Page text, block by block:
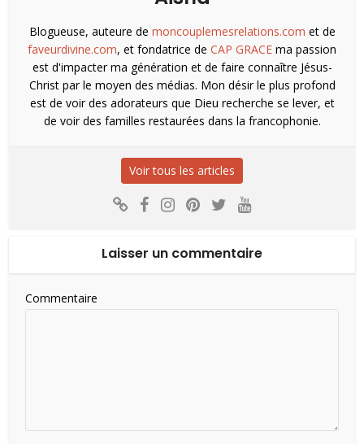
Blogueuse, auteure de moncouplemesrelations.com et de
faveurdivine.com, et fondatrice de CAP GRACE ma passion
est d'impacter ma génération et de faire connaître Jésus-
Christ par le moyen des médias. Mon désir le plus profond
est de voir des adorateurs que Dieu recherche se lever, et
de voir des familles restaurées dans la francophonie.
Voir tous les articles
Laisser un commentaire
Commentaire